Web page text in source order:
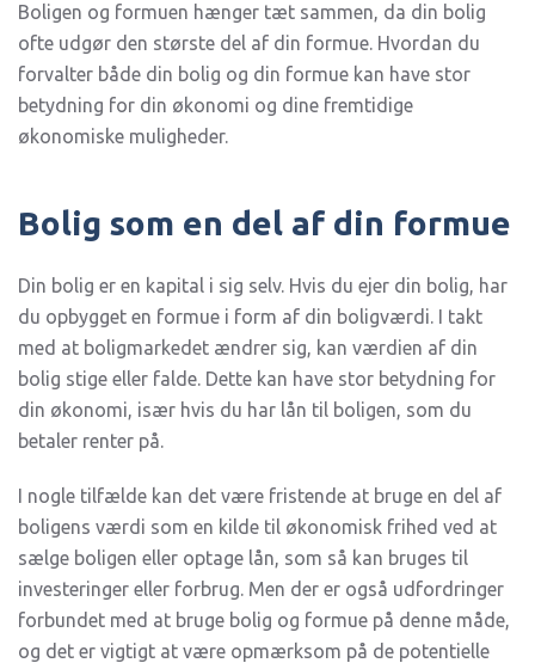
Boligen og formuen hænger tæt sammen, da din bolig
ofte udgør den største del af din formue. Hvordan du
forvalter både din bolig og din formue kan have stor
betydning for din økonomi og dine fremtidige
økonomiske muligheder.
Bolig som en del af din formue
Din bolig er en kapital i sig selv. Hvis du ejer din bolig, har
du opbygget en formue i form af din boligværdi. I takt
med at boligmarkedet ændrer sig, kan værdien af din
bolig stige eller falde. Dette kan have stor betydning for
din økonomi, især hvis du har lån til boligen, som du
betaler renter på.
I nogle tilfælde kan det være fristende at bruge en del af
boligens værdi som en kilde til økonomisk frihed ved at
sælge boligen eller optage lån, som så kan bruges til
investeringer eller forbrug. Men der er også udfordringer
forbundet med at bruge bolig og formue på denne måde,
og det er vigtigt at være opmærksom på de potentielle